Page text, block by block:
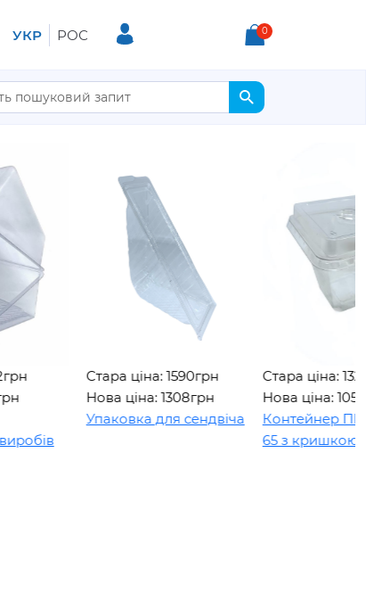
УКР РОС 0
Стара ціна: 1590грн
Нова ціна: 1308грн
Упаковка для сендвіча
Стара ціна:
Нова ціна: 1050грн
Контейнер ПР-УП-
65 з кришкою